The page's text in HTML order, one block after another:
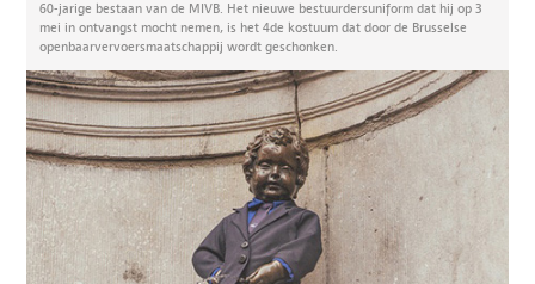
60-jarige bestaan van de MIVB. Het nieuwe bestuurdersuniform dat hij op 3
mei in ontvangst mocht nemen, is het 4de kostuum dat door de Brusselse
openbaarvervoersmaatschappij wordt geschonken.